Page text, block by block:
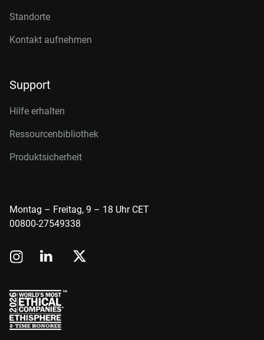
Standorte
Kontakt aufnehmen
Support
Hilfe erhalten
Ressourcenbibliothek
Produktsicherheit
Montag – Freitag, 9 – 18 Uhr CET
00800-27549338